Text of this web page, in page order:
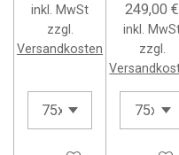
inkl. MwSt
zzgl.
Versandkosten
249,00 €
inkl.
zzgl.